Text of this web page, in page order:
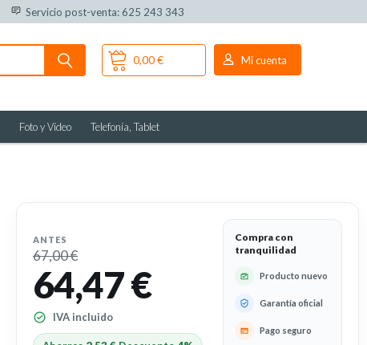
Servicio post-venta: 625 243 343
0,00 € Mi cuenta
Foto y Vídeo Telefonía, Tablet
ANTES
67,00 €
64,47 €
IVA incluido
Compra con
tranquilidad
Producto nuevo
Garantía oficial
Pago seguro